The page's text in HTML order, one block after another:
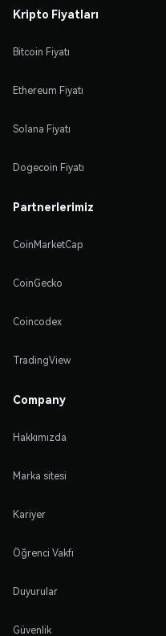
Kripto Fiyatları
Bitcoin Fiyatı
Ethereum Fiyatı
Solana Fiyatı
Dogecoin Fiyatı
Partnerlerimiz
CoinMarketCap
CoinGecko
Coincodex
TradingView
Company
Hakkımızda
Marka sitesi
Kariyer
Öğrenci Vakfı
Duyurular
Güvenlik